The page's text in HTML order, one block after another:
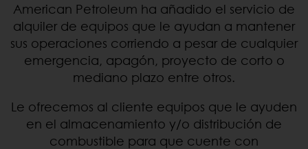
American Petroleum ha añadido el servicio de
alquiler de equipos que le ayudan a mantener
sus operaciones corriendo a pesar de cualquier
emergencia, apagón, proyecto de corto o
mediano plazo entre otros.
Le ofrecemos al cliente equipos que le ayuden
en el almacenamiento y/o distribución de
combustible para que cuente con